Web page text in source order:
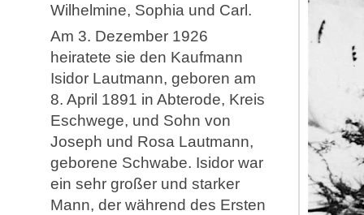
Wilhelmine, Sophia und Carl.
Am 3. Dezember 1926
heiratete sie den Kaufmann
Isidor Lautmann, geboren am
8. April 1891 in Abterode, Kreis
Eschwege, und Sohn von
Joseph und Rosa Lautmann,
geborene Schwabe. Isidor war
ein sehr großer und starker
Mann, der während des Ersten